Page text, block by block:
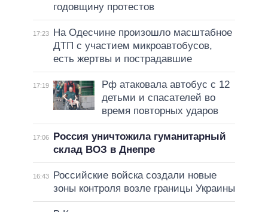
годовщину протестов
17:23
На Одесчине произошло масштабное
ДТП с участием микроавтобусов,
есть жертвы и пострадавшие
17:19
Рф атаковала автобус с 12
детьми и спасателей во
время повторных ударов
17:06
Россия уничтожила гуманитарный
склад ВОЗ в Днепре
16:43
Российские войска создали новые
зоны контроля возле границы Украины